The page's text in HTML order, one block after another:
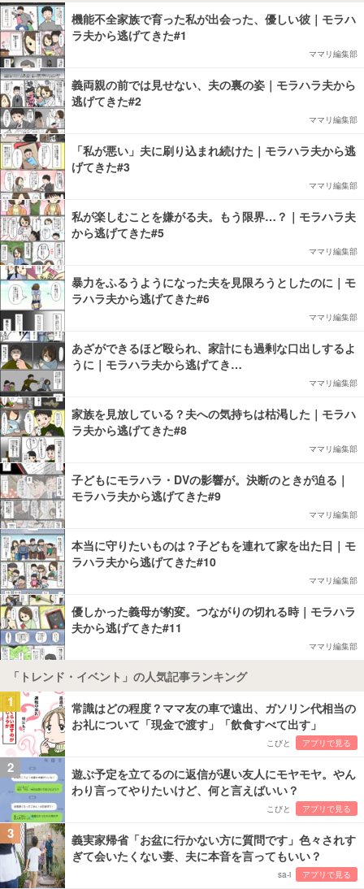
機能不全家族で育った私が出会った、優しい彼｜モラハ
ラ夫から逃げてきた#1
ママリ編集部
義両親の前では見せない、夫の裏の姿｜モラハラ夫から
逃げてきた#2
ママリ編集部
「私が悪い」夫に刷り込まれ続けた｜モラハラ夫から逃
げてきた#3
ママリ編集部
私が楽しむことを嫌がる夫。もう限界…？｜モラハラ夫
から逃げてきた#5
ママリ編集部
暴力をふるうようになった夫を見限ろうとしたのに｜モ
ラハラ夫から逃げてきた#6
ママリ編集部
あざができるほど殴られ、家計にも過剰な口出しするよ
うに｜モラハラ夫から逃げてき…
ママリ編集部
家族を見放している？夫への気持ちは枯渇した｜モラハ
ラ夫から逃げてきた#8
ママリ編集部
子どもにモラハラ・DVの影響が。決断のときが迫る｜
モラハラ夫から逃げてきた#9
ママリ編集部
本当に守りたいものは？子どもを連れて家を出た日｜モ
ラハラ夫から逃げてきた#10
ママリ編集部
優しかった義母が豹変。つながりの切れる時｜モラハラ
夫から逃げてきた#11
ママリ編集部
「トレンド・イベント」の人気記事ランキング
1
常識はどの程度？ママ友の車で遠出、ガソリン代相当の
お礼について「現金で渡す」「飲食すべて出す」
こびと アプリで見る
2
遊ぶ予定を立てるのに返信が遅い友人にモヤモヤ。やん
わり言ってやりたいけど、何と言えばいい？
こびと アプリで見る
3
義実家帰省「お盆に行かない方に質問です」色々されす
ぎて会いたくない妻、夫に本音を言ってもいい？
sa-i アプリで見る